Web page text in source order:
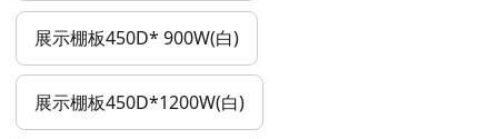
展示棚板450D* 900W(白)
展示棚板450D*1200W(白)